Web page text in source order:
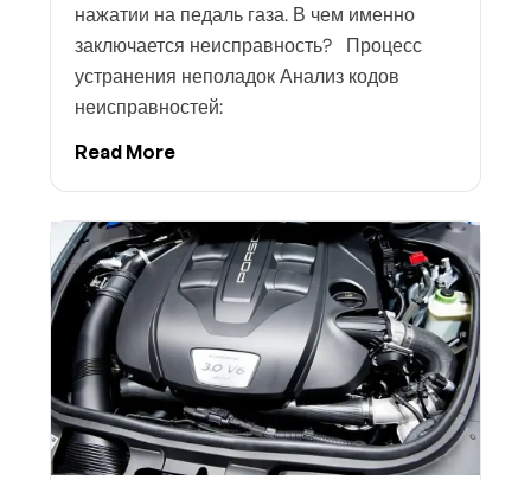
нажатии на педаль газа. В чем именно
заключается неисправность? Процесс
устранения неполадок Анализ кодов
неисправностей:
Read More